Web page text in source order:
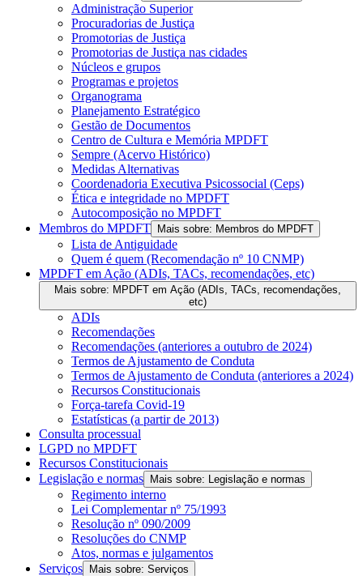
Administração Superior
Procuradorias de Justiça
Promotorias de Justiça
Promotorias de Justiça nas cidades
Núcleos e grupos
Programas e projetos
Organograma
Planejamento Estratégico
Gestão de Documentos
Centro de Cultura e Memória MPDFT
Sempre (Acervo Histórico)
Medidas Alternativas
Coordenadoria Executiva Psicossocial (Ceps)
Ética e integridade no MPDFT
Autocomposição no MPDFT
Membros do MPDFT
Mais sobre: Membros do MPDFT
Lista de Antiguidade
Quem é quem (Recomendação nº 10 CNMP)
MPDFT em Ação (ADIs, TACs, recomendações, etc)
Mais sobre: MPDFT em Ação (ADIs, TACs, recomendações,
etc)
ADIs
Recomendações
Recomendações (anteriores a outubro de 2024)
Termos de Ajustamento de Conduta
Termos de Ajustamento de Conduta (anteriores a 2024)
Recursos Constitucionais
Força-tarefa Covid-19
Estatísticas (a partir de 2013)
Consulta processual
LGPD no MPDFT
Recursos Constitucionais
Legislação e normas
Mais sobre: Legislação e normas
Regimento interno
Lei Complementar nº 75/1993
Resolução nº 090/2009
Resoluções do CNMP
Atos, normas e julgamentos
Serviços
Mais sobre: Serviços